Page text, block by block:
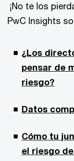
¡No te los
PwC Insights
¿Los
pensar de
riesgo?
Datos
Cómo tu
el riesgo